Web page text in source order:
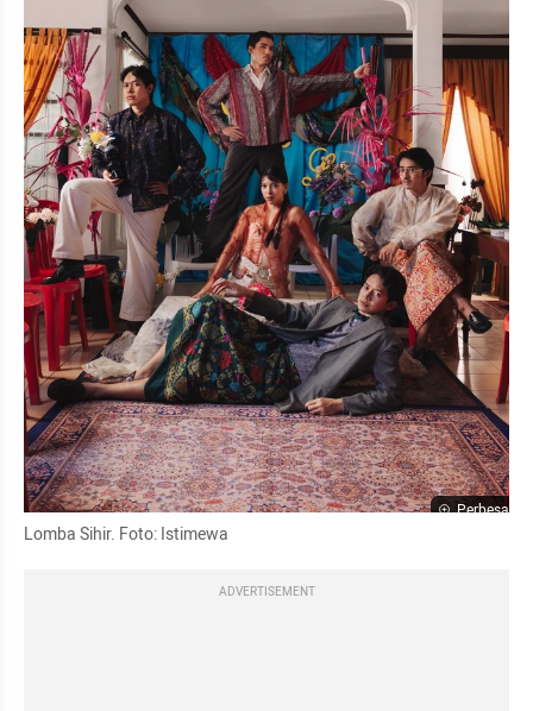
Perbesar
Lomba Sihir. Foto: Istimewa
ADVERTISEMENT